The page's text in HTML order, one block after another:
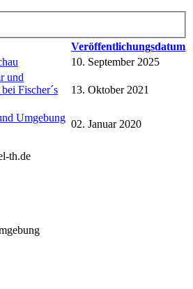
Veröffentlichungsdatum
10. September 2025
und
Fischer´s
13. Oktober 2021
Umgebung
02. Januar 2020
th.de